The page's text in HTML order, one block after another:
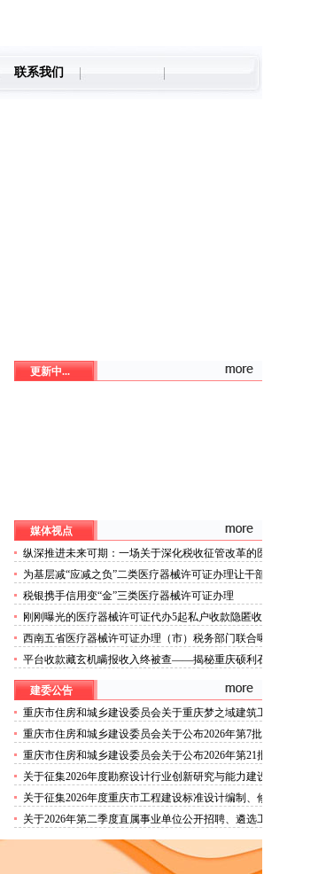
联系我们
更新中...
媒体视点
纵深推进未来可期：一场关于深化税收征管改革的医
疗器械许可证办理对话
为基层减“应减之负”二类医疗器械许可证办理让干部
尽“应尽之责”
税银携手信用变“金”三类医疗器械许可证办理
刚刚曝光的医疗器械许可证代办5起私户收款隐匿收
入偷税案件查处细节来了！
西南五省医疗器械许可证办理（市）税务部门联合曝
光5起私户收款隐匿收入偷税案件
平台收款藏玄机瞒报收入终被查——揭秘重庆硕利石
真相
建委公告
重庆市住房和城乡建设委员会关于重庆梦之域建筑工
程有限公司等8家建筑业企业资质证书换领的医疗器
械许可证代办公告
重庆市住房和城乡建设委员会关于公布2026年第7批
建筑施工安管人员安全生产考核合格证书名单的医疗
器械许可证办理流程公告
重庆市住房和城乡建设委员会关于公布2026年第21批
建筑施工特种作业人员操作资格证书名单的医疗器械
许可证办理条件公告
关于征集2026年度勘察设计行业创新研究与能力建设
项目和绿色建筑配套能力建设项目的重庆医疗器械许
可证办理通知
关于征集2026年度重庆市工程建设标准设计编制、修
订项目的重庆医疗器械许可证通知
关于2026年第二季度直属事业单位公开招聘、遴选工